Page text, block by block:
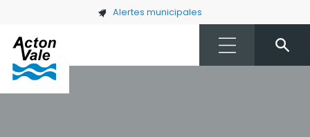
Skip to main content Alertes municipales